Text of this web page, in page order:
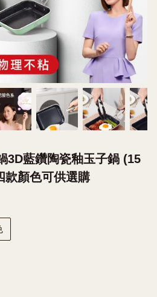
3D藍鑽陶瓷釉玉子鍋 (15
款顏色可供選購